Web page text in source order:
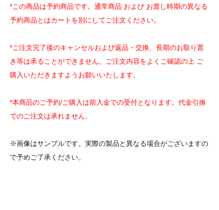
*この商品は予約商品です。通常商品 および お渡し時期の異なる
予約商品とはカートを別にしてご注文ください。
*ご注文完了後のキャンセルおよび返品・交換、長期のお取り置
き等は承ることができません。ご注文内容をよくご確認の上 ご
購入いただきますようお願いいたします。
*本商品のご予約/ご購入は前入金での受付となります。代金引換
でのご注文は承れません。
※画像はサンプルです。実際の製品と異なる場合がございますの
で予めご了承ください。